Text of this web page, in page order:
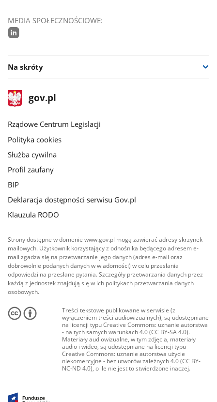
MEDIA SPOŁECZNOŚCIOWE:
Na skróty
stopka
gov.plStrona
gov.pl
Rządowe Centrum Legislacji
Polityka cookies
Służba cywilna
Profil zaufany
BIP
Deklaracja dostępności serwisu Gov.pl
Klauzula RODO
Strony dostępne w domenie www.gov.pl mogą zawierać adresy skrzynek
mailowych. Użytkownik korzystający z odnośnika będącego adresem e-
mail zgadza się na przetwarzanie jego danych (adres e-mail oraz
dobrowolnie podanych danych w wiadomości) w celu przesłania
odpowiedzi na przesłane pytania. Szczegóły przetwarzania danych przez
każdą z jednostek znajdują się w ich politykach przetwarzania danych
osobowych.
Treści tekstowe publikowane w serwisie (z
wyłączeniem treści audiowizualnych), są udostępniane
na licencji typu Creative Commons: uznanie autorstwa
- na tych samych warunkach 4.0 (CC BY-SA 4.0).
Materiały audiowizualne, w tym zdjęcia, materiały
audio i wideo, są udostępniane na licencji typu
Creative Commons: uznanie autorstwa użycie
niekomercyjne - bez utworów zależnych 4.0 (CC BY-
NC-ND 4.0), o ile nie jest to stwierdzone inaczej.